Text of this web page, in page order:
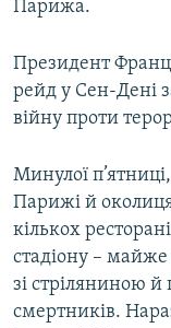
Парижа.
Президент
рейд у Сен-Дені
війну проти
Минулої
Парижі й
кількох
стадіону – майже
зі стріляниною
смертників.